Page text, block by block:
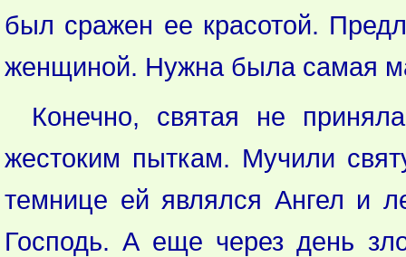
был сражен ее красотой.
женщиной. Нужна была самая
Конечно, святая не
жестоким пыткам. Мучили
темнице ей являлся Ангел и
Господь. А еще через день